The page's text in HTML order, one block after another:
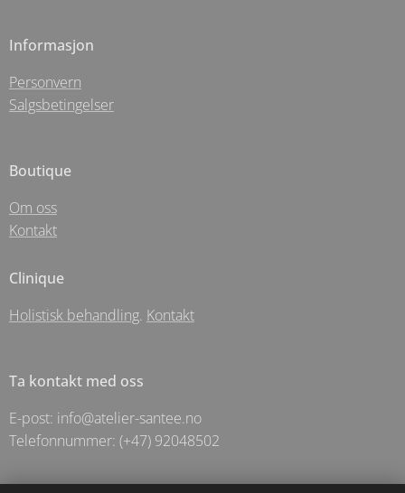
Informasjon
Personvern
Salgsbetingelser
Boutique
Om oss
Kontakt
Clinique
Holistisk behandling. Kontakt
Ta kontakt med oss
E-post: info@atelier-santee.no
Telefonnummer: (+47) 92048502